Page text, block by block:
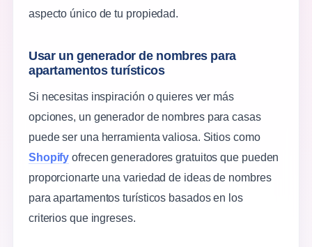
aspecto único de tu propiedad.
Usar un generador de nombres para
apartamentos turísticos
Si necesitas inspiración o quieres ver más
opciones, un generador de nombres para casas
puede ser una herramienta valiosa. Sitios como
Shopify ofrecen generadores gratuitos que pueden
proporcionarte una variedad de ideas de nombres
para apartamentos turísticos basados en los
criterios que ingreses.